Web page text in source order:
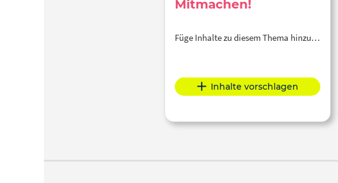
Mitmachen!
Füge Inhalte zu diesem Thema hinzu…
Inhalte vorschlagen